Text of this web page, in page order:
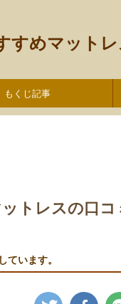
すめマットレ
もくじ記事
トレスの口コ
います。